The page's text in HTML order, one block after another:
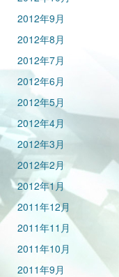
2012年9月
2012年8月
2012年7月
2012年6月
2012年5月
2012年4月
2012年3月
2012年2月
2012年1月
2011年12月
2011年11月
2011年10月
2011年9月